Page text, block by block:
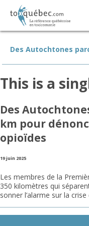
Des Autochtones
This is a
Des
km pour
opioïdes
19 juin 2025
Les membres de la
350 kilomètres qui
sonner l’alarme sur la